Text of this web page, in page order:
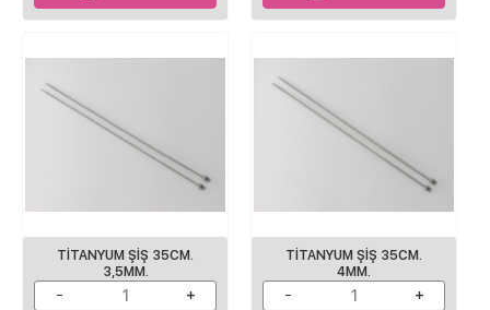
TITANYUM ŞIŞ 35CM.
3,5MM.
TITANYUM ŞIŞ 35CM.
4MM.